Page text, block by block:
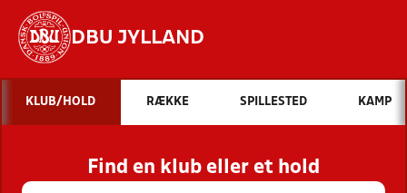
DBU JYLLAND
Hvad vil du søge efter?
INDHOLD OG NYHEDER
STILLINGER, RESULTATER, KLUBBER OG
HOLD
KLUB/HOLD RÆKKE SPILLESTED KAMP
Find en klub eller et hold